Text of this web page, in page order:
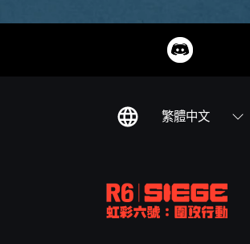
繁體中文